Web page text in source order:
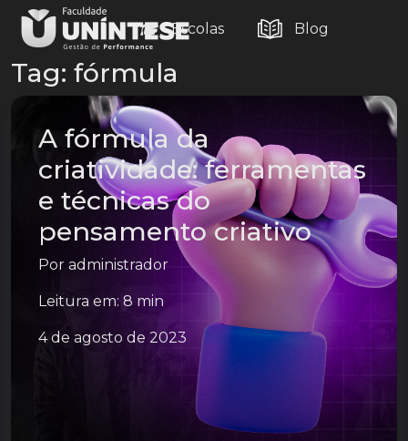
Escolas Blog
Tag: fórmula
A fórmula da
criatividade: ferramentas
e técnicas do
pensamento criativo
Por administrador
Leitura em: 8 min
4 de agosto de 2023